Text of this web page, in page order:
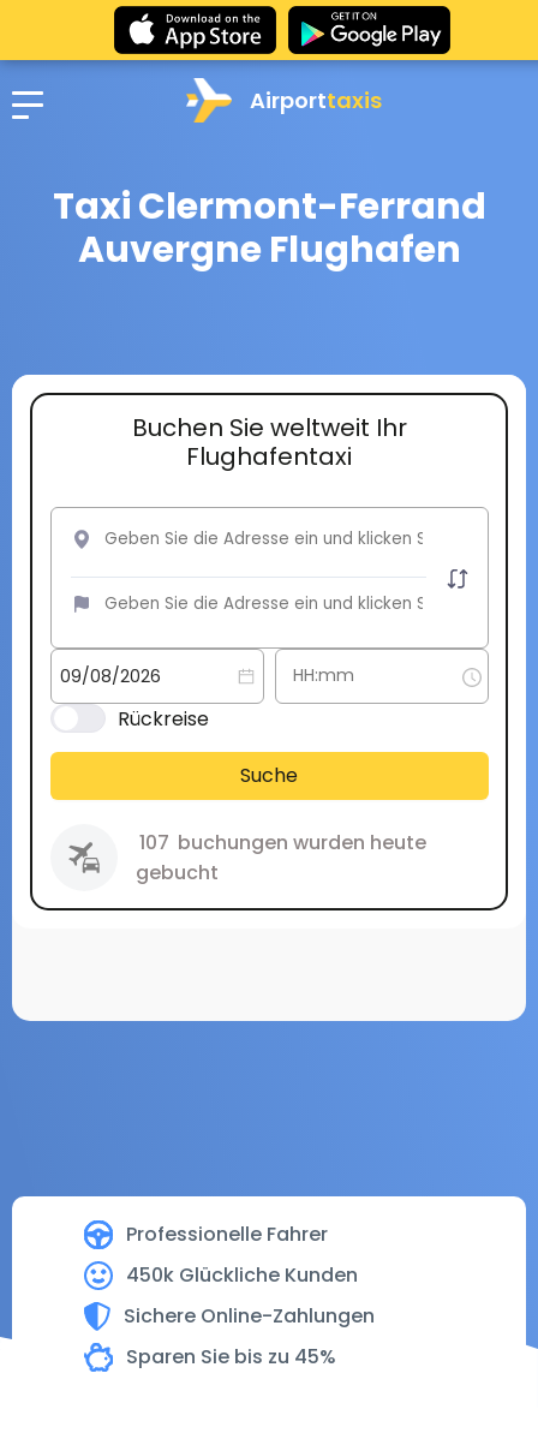
Airporttaxis
Taxi Clermont-Ferrand
Auvergne Flughafen
Professionelle Fahrer
450k Glückliche Kunden
Sichere Online-Zahlungen
Sparen Sie bis zu 45%
Buchen Sie weltweit Ihr
Flughafentaxi
Rückreise
Suche
107 buchungen wurden heute
gebucht